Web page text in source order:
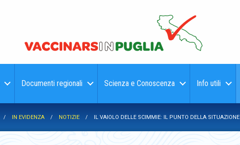
Documenti regionali Scienza e Conoscenza Info utili
IN EVIDENZA NOTIZIE IL VAIOLO DELLE SCIMMIE: IL PUNTO DELLA SITUAZIONE